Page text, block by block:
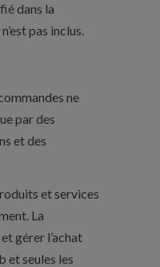
dans la
pas inclus.
ne
par des
et des
et services
La
gérer l’achat
et seules les